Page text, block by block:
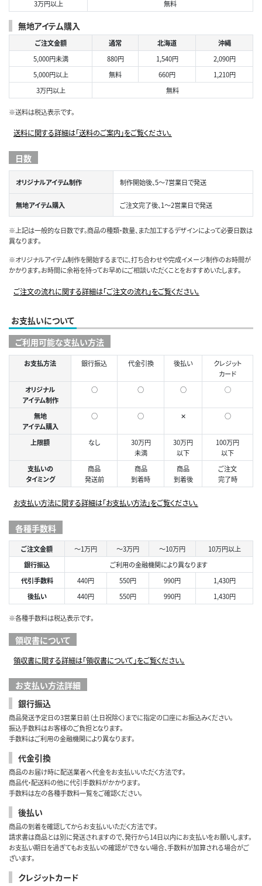
3万円以上 無料
無地アイテム購入
ご注文金額 通常 北海道
沖縄
5,000円未満
880円 1,540円
2,090円
5,000円以上
無料 660円
1,210円
3万円以上
無料
※送料は税込表示です。
送料に関する詳細は「送料のご案内」をご覧ください。
日数
オリジナルアイテム制作 制作開始後、5～7営業日で発送
無地アイテム購入 ご注文完了後、1～2営業日で発送
※上記は一般的な日数です。商品の種類・数量、また加工するデザインによって必要日数は
異なります。
※オリジナルアイテム制作を開始するまでに、打ち合わせや完成イメージ制作のお時間が
かかります。お時間に余裕を持ってお早めにご相談いただくことをおすすめいたします。
ご注文の流れに関する詳細は「ご注文の流れ」をご覧ください。
お支払いについて
ご利用可能な支払い方法
お支払方法 銀行振込 代金引換 後払い
クレジット
カード
オリジナル
アイテム制作
○ ○ ○ ◯
無地
アイテム購入
○ ○ ✕ ○
上限額 なし
30万円
未満
30万円
以下
100万円
以下
支払いの
タイミング
商品
発送前
商品
到着時
商品
到着後
ご注文
完了時
お支払い方法に関する詳細は「お支払い方法」をご覧ください。
各種手数料
ご注文金額 ～1万円 ～3万円 ～10万円
10万円以上
銀行振込
ご利用の金融機関により異なります
代引手数料
440円 550円 990円
1,430円
後払い
440円 550円 990円 1,430円
※各種手数料は税込表示です。
領収書について
領収書に関する詳細は「領収書について」をご覧ください。
お支払い方法詳細
銀行振込
商品発送予定日の3営業日前（土日祝除く）までに指定の口座にお振込みください。
振込手数料はお客様のご負担となります。
手数料はご利用の金融機関により異なります。
代金引換
商品のお届け時に配送業者へ代金をお支払いいただく方法です。
商品代・配送料の他に代引手数料がかかります。
手数料は左の各種手数料一覧をご確認ください。
後払い
商品の到着を確認してからお支払いいただく方法です。
請求書は商品とは別に発送されますので、発行から14日以内にお支払いをお願いします。
お支払い期日を過ぎてもお支払いの確認ができない場合、手数料が加算される場合がご
ざいます。
クレジットカード